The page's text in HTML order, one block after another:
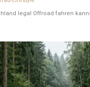
legal Offroad fahren